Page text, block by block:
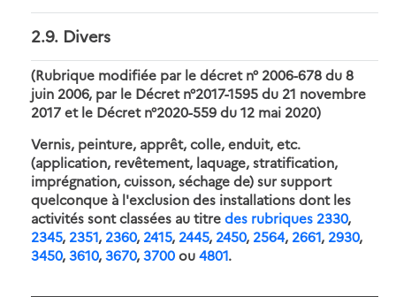
2.9. Divers
(Rubrique modifiée par le décret n° 2006-678 du 8
juin 2006, par le Décret n°2017-1595 du 21 novembre
2017 et le Décret n°2020-559 du 12 mai 2020)
Vernis, peinture, apprêt, colle, enduit, etc.
(application, revêtement, laquage, stratification,
imprégnation, cuisson, séchage de) sur support
quelconque à l'exclusion des installations dont les
activités sont classées au titredes rubriques 2330,
2345, 2351, 2360, 2415, 2445, 2450, 2564, 2661, 2930,
3450,3610,3670,3700ou4801.